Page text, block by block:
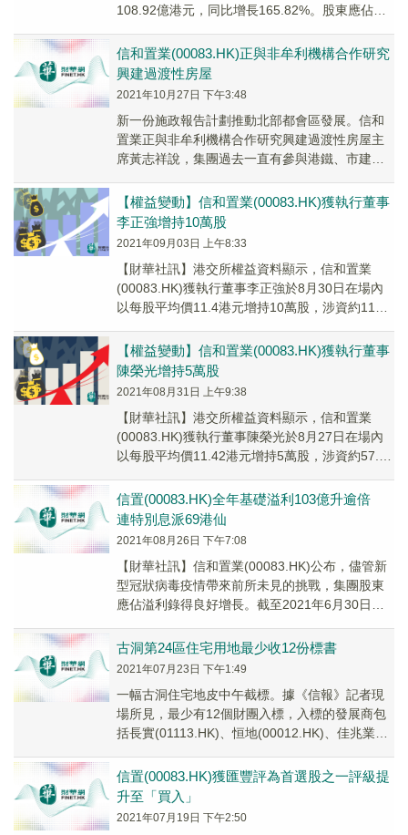
108.92億港元，同比增長165.82%。股東應佔溢
信和置業(00083.HK)正與非牟利機構合作研究
興建過渡性房屋
2021年10月27日 下午3:48
新一份施政報告計劃推動北部都會區發展。信和
置業正與非牟利機構合作研究興建過渡性房屋主
席黃志祥說，集團過去一直有參與港鐵、市建局
項目如何招標。
【權益變動】信和置業(00083.HK)獲執行董事
李正強增持10萬股
2021年09月03日 上午8:33
【財華社訊】港交所權益資料顯示，信和置業
(00083.HK)獲執行董事李正強於8月30日在場內
以每股平均價11.4港元增持10萬股，涉資約114
【權益變動】信和置業(00083.HK)獲執行董事
陳榮光增持5萬股
2021年08月31日 上午9:38
【財華社訊】港交所權益資料顯示，信和置業
(00083.HK)獲執行董事陳榮光於8月27日在場內
以每股平均價11.42港元增持5萬股，涉資約57.10
信置(00083.HK)全年基礎溢利103億升逾倍
連特別息派69港仙
2021年08月26日 下午7:08
【財華社訊】信和置業(00083.HK)公布，儘管新
型冠狀病毒疫情帶來前所未見的挑戰，集團股東
應佔溢利錄得良好增長。截至2021年6月30日底
古洞第24區住宅用地最少收12份標書
2021年07月23日 下午1:49
一幅古洞住宅地皮中午截標。據《信報》記者現
場所見，最少有12個財團入標，入標的發展商包
括長實(01113.HK)、恒地(00012.HK)、佳兆業
信置(00083.HK)獲匯豐評為首選股之一評級提
升至「買入」
2021年07月19日 下午2:50